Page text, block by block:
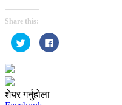
Share this:
Click
to
share
new
window)
Click
to
शेयर गर्नुहोला